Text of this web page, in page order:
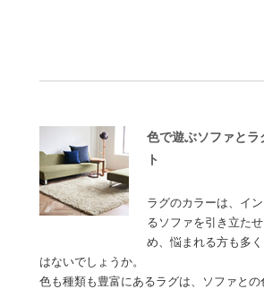
色で遊ぶソファと
ト
ラグのカラーは、イ
るソファを引き立た
め、悩まれる方も多
はないでしょうか。
色も種類も豊富にあるラグは、ソファとの